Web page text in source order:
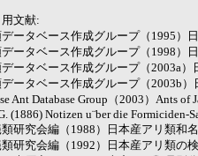
文献:
ータベース作成グループ（1995）
ータベース作成グループ（1998）
ータベース作成グループ（2003a
ータベース作成グループ（2003b
Ant Database Group（2003）Ants of
(1886) Notizen u¨ber die
類研究会編（1988）日本産アリ類和
類研究会編（1992）日本産アリ類の